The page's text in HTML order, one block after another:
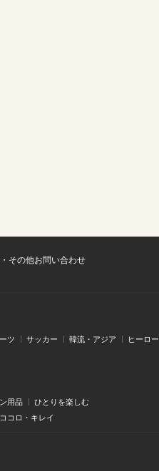
その他お問い合わせ
ツ サッカー 韓流・アジア ヒーロー
用品
ひとりを楽しむ
コロ・キレイ